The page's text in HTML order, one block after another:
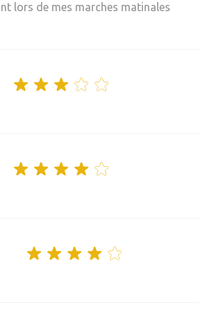
lors de mes marches matinales